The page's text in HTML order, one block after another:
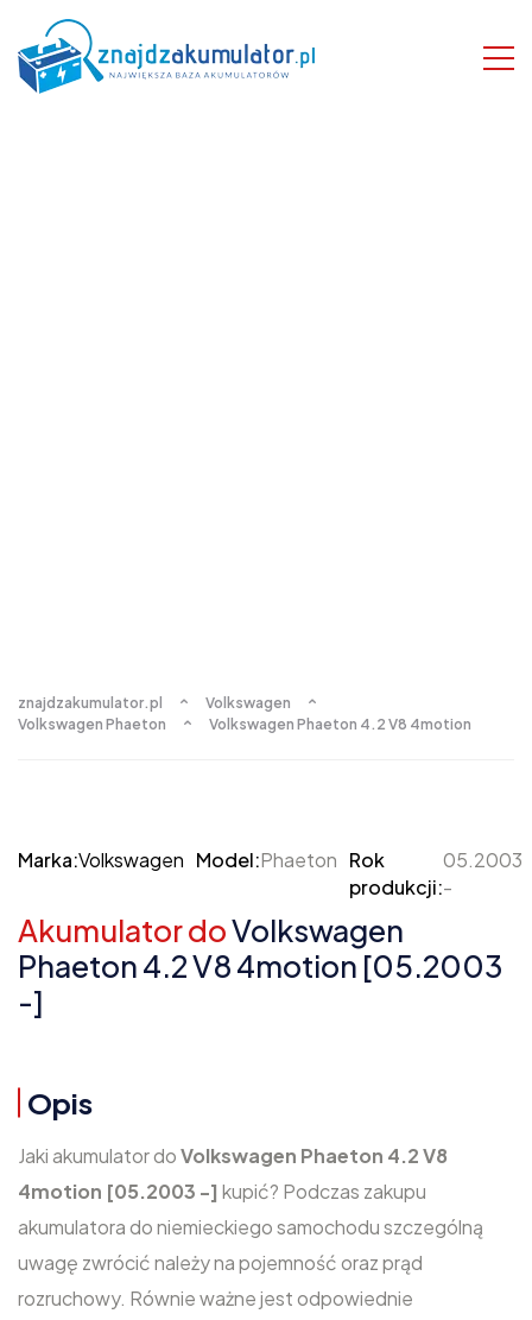
znajdzakumulator.pl
Volkswagen
Volkswagen Phaeton
Volkswagen Phaeton 4.2 V8 4motion
Marka:Volkswagen Model:Phaeton Rok
produkcji:
05.2003
-
Akumulator doVolkswagen
Phaeton 4.2 V8 4motion [05.2003
-]
Opis
Jaki akumulator doVolkswagen Phaeton 4.2 V8
4motion [05.2003 -] kupić? Podczas zakupu
akumulatora do niemieckiego samochodu szczególną
uwagę zwrócić należy na pojemność oraz prąd
rozruchowy. Równie ważne jest odpowiednie